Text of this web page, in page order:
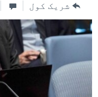
شئ
لارښود
ښځې او نجونې
ځوانان
د بیان ازادي
روغتیا
شریک کول